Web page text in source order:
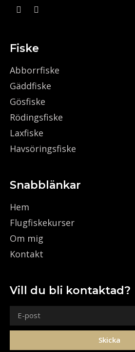
Fiske
Abborrfiske
Gäddfiske
Gösfiske
Rödingsfiske
Laxfiske
Havsöringsfiske
Snabblänkar
Hem
Flugfiskekurser
Om mig
Kontakt
Vill du bli kontaktad?
Skicka